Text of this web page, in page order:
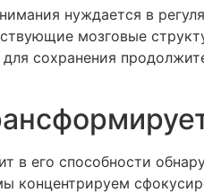
нуждается в
мозговые
сохранения
в его способности
концентрируем